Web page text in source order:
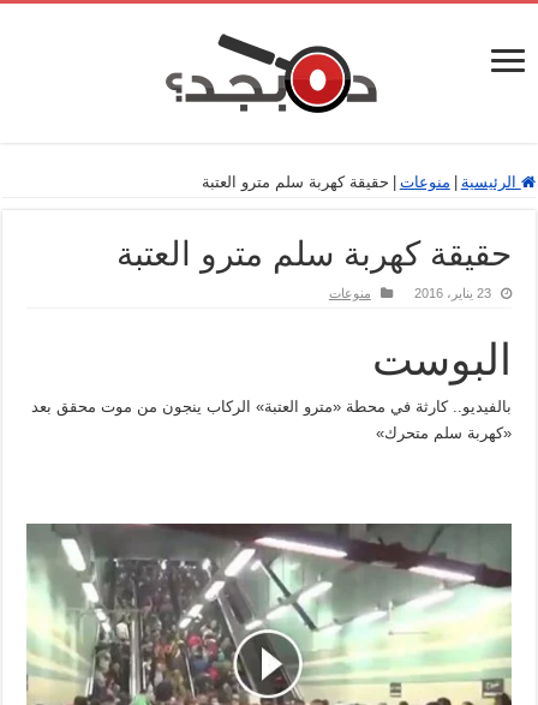
الرئيسية منوعات حقيقة كهربة سلم مترو العتبة
حقيقة كهربة سلم مترو العتبة
23 يناير، 2016 منوعات
البوست
بالفيديو.. كارثة في محطة «مترو العتبة» الركاب ينجون من موت محقق بعد
«كهربة سلم متحرك»